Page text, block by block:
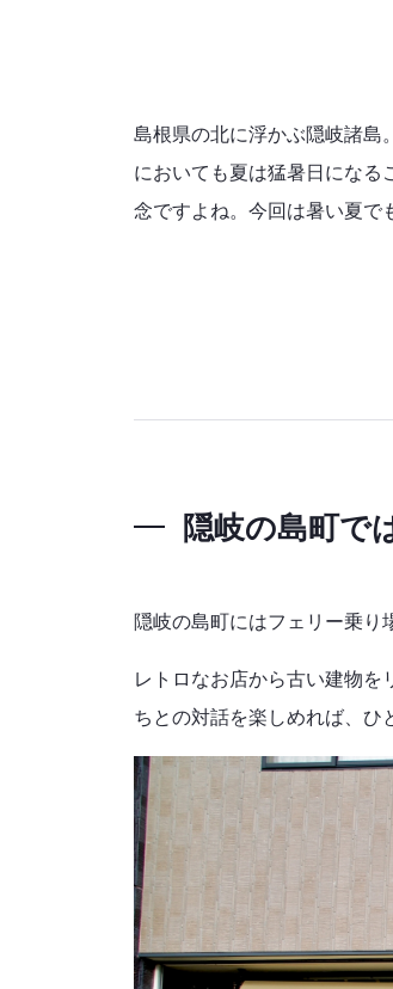
島根県の北に浮かぶ隠岐諸
においても夏は猛暑日になる
念ですよね。今回は暑い夏で
隠岐の島町で
隠岐の島町にはフェリー乗り
レトロなお店から古い建物を
ちとの対話を楽しめれば、ひ